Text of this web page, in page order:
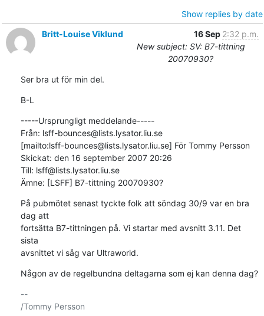
Show replies by date
Britt-Louise Viklund
16 Sep 2:32 p.m.
New subject: SV: B7-tittning
20070930?
Ser bra ut för min del.
B-L
-----Ursprungligt meddelande-----
Från: lsff-bounces@lists.lysator.liu.se
[mailto:lsff-bounces@lists.lysator.liu.se] För Tommy Persson
Skickat: den 16 september 2007 20:26
Till: lsff@lists.lysator.liu.se
Ämne: [LSFF] B7-tittning 20070930?
På pubmötet senast tyckte folk att söndag 30/9 var en bra
dag att
fortsätta B7-tittningen på. Vi startar med avsnitt 3.11. Det
sista
avsnittet vi såg var Ultraworld.
Någon av de regelbundna deltagarna som ej kan denna dag?
--
/Tommy Persson